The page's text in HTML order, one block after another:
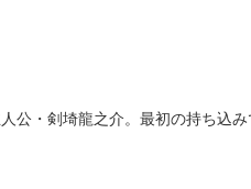
公・剣埼龍之介。最初の持ち込